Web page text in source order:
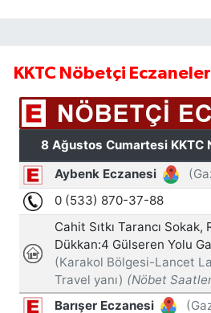
KKTC Nöbetçi Eczaneler